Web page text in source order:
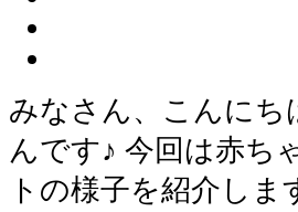
みなさん、こんに
んです♪ 今回は赤ち
トの様子を紹介し